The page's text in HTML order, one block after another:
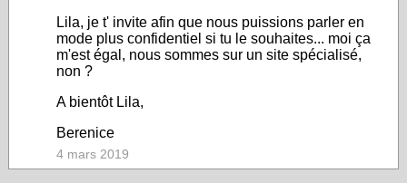
Lila, je t' invite afin que nous puissions parler en
mode plus confidentiel si tu le souhaites... moi ça
m'est égal, nous sommes sur un site spécialisé,
non ?
A bientôt Lila,
Berenice
4 mars 2019